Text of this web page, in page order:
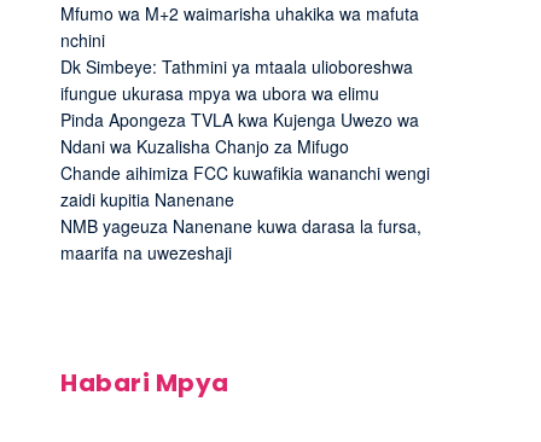
Mfumo wa M+2 waimarisha uhakika wa mafuta
nchini
Dk Simbeye: Tathmini ya mtaala ulioboreshwa
ifungue ukurasa mpya wa ubora wa elimu
Pinda Apongeza TVLA kwa Kujenga Uwezo wa
Ndani wa Kuzalisha Chanjo za Mifugo
Chande aihimiza FCC kuwafikia wananchi wengi
zaidi kupitia Nanenane
NMB yageuza Nanenane kuwa darasa la fursa,
maarifa na uwezeshaji
Habari Mpya